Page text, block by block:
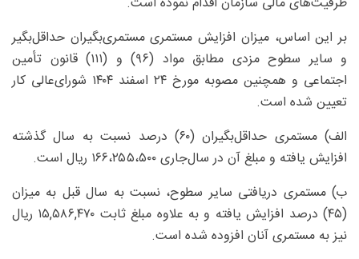
بر این اساس، میزان افزایش مستمری مستمری‌بگیران حداقل‌بگیر
و سایر سطوح مزدی مطابق مواد (۹۶) و (۱۱۱) قانون تأمین
اجتماعی و همچنین مصوبه مورخ ۲۴ اسفند ۱۴۰۴ شورای‌عالی کار
تعیین شده است.
الف) مستمری حداقل‌بگیران (۶۰) درصد نسبت به سال گذشته
افزایش یافته و مبلغ آن در سال‌جاری ۱۶۶،۲۵۵،۵۰۰ ریال است.
ب) مستمری دریافتی سایر سطوح، نسبت به سال قبل به میزان
(۴۵) درصد افزایش یافته و به علاوه مبلغ ثابت ۱۵,۵۸۶,۴۷۰ ریال
نیز به مستمری آنان افزوده شده است.